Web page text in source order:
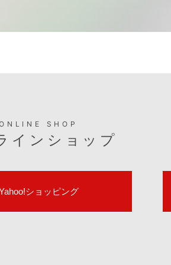
SHOP
インショップ
ショッピング